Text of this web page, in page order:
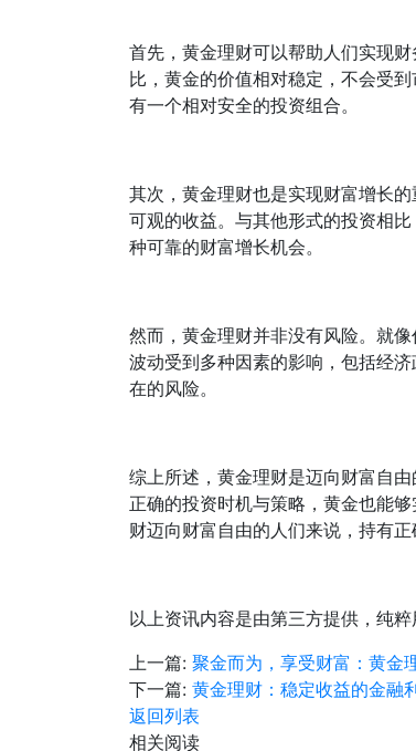
首先，黄金理财可以帮助人们实现
比，黄金的价值相对稳定，不会受
有一个相对安全的投资组合。
其次，黄金理财也是实现财富增长
可观的收益。与其他形式的投资相
种可靠的财富增长机会。
然而，黄金理财并非没有风险。就
波动受到多种因素的影响，包括经
在的风险。
综上所述，黄金理财是迈向财富自
正确的投资时机与策略，黄金也能
财迈向财富自由的人们来说，持有
以上资讯内容是由第三方提供，纯
上一篇: 聚金而为，享受财富：黄金
下一篇: 黄金理财：稳定收益的金融
返回列表
相关阅读